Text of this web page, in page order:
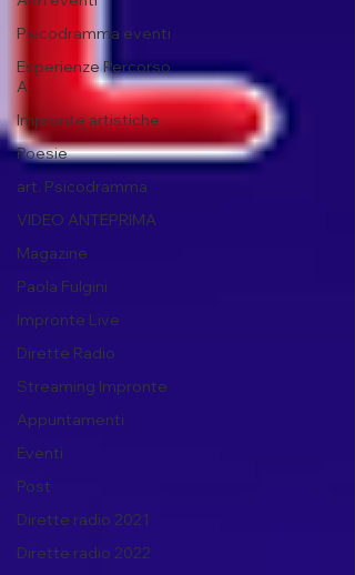
Psicodramma eventi
Esperienze Percorso
A
Impronte artistiche
Poesie
art. Psicodramma
VIDEO ANTEPRIMA
Magazine
Paola Fulgini
Impronte Live
Dirette Radio
Streaming Impronte
Appuntamenti
Eventi
Post
Dirette radio 2021
Dirette radio 2022